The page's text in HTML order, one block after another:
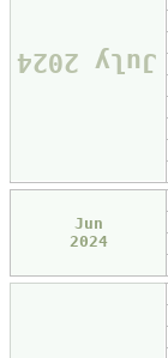
July 2024
Jun
2024